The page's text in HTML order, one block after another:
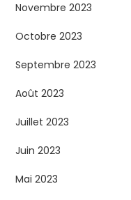
Novembre 2023
Octobre 2023
Septembre 2023
Août 2023
Juillet 2023
Juin 2023
Mai 2023